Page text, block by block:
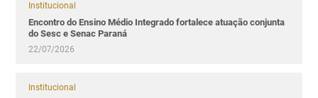
Institucional
Encontro do Ensino Médio Integrado fortalece atuação conjunta
do Sesc e Senac Paraná
22/07/2026
Institucional